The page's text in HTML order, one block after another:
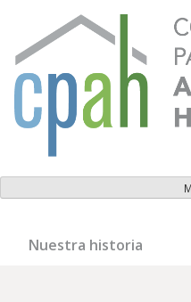
contenido
Socios comunitarios para
Todos deberían tener un
Nuestra historia